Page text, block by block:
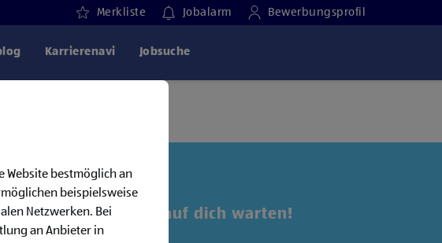
Merkliste Jobalarm Bewerbungsprofil
Karrierenavi Jobsuche
weitere Jobs, die auf dich warten!
Website bestmöglich an
beispielsweise
Netzwerken. Bei
an Anbieter in